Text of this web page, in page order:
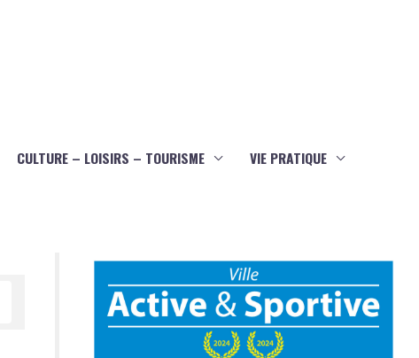
CULTURE – LOISIRS – TOURISME VIE PRATIQUE